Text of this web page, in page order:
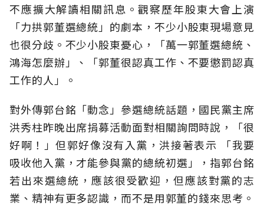
不應擴大解讀相關訊息。觀察歷年股東大會上演
「力拱郭董選總統」的劇本，不少小股東現場意見
也很分歧。不少小股東憂心，「萬一郭董選總統、
鴻海怎麼辦」、「郭董很認真工作、不要懲罰認真
工作的人」。
對外傳郭台銘「動念」參選總統話題，國民黨主席
洪秀柱昨晚出席捐募活動面對相關詢問時說，「很
好啊！」但郭好像沒有入黨，洪接著表示 「我要
吸收他入黨，才能參與黨的總統初選」，指郭台銘
若出來選總統，應該很受歡迎，但應該對黨的志
業、精神有更多認識，而不是用郭董的錢來思考。